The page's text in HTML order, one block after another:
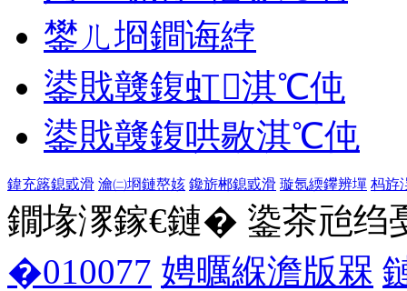
鐢ㄦ埛鐧诲綍
鍙戝竷鍑虹淇℃伅
鍙戝竷鍑哄敭淇℃伅
鍏充簬鎴戜滑 瀹㈡埛鏈嶅姟 鑱旂郴鎴戜滑 璇氬緛鑻辨墠 杩斿
鐗堟潈鎵€鏈� 鍌茶兘绉
�010077 娉曞緥澹版槑